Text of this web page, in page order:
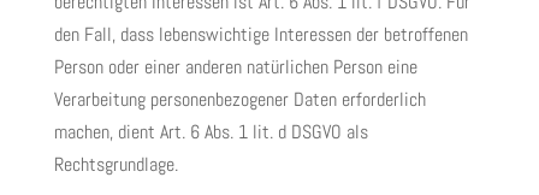
den Fall, dass lebenswichtige Interessen der betroffenen
Person oder einer anderen natürlichen Person eine
Verarbeitung personenbezogener Daten erforderlich
machen, dient Art. 6 Abs. 1 lit. d DSGVO als
Rechtsgrundlage.